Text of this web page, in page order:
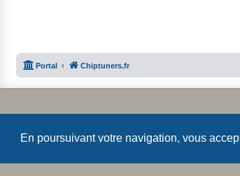
En poursuivant votre navigation, vous
Portal Chiptuners.fr